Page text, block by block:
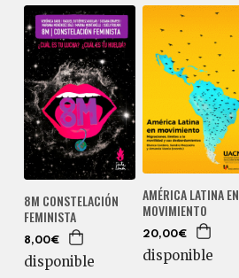
8M CONSTELACIÓN
FEMINISTA
8,00€
disponible
AMÉRICA LATINA EN
MOVIMIENTO
20,00€
disponible